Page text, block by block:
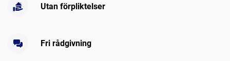
Utan förpliktelser
Fri rådgivning